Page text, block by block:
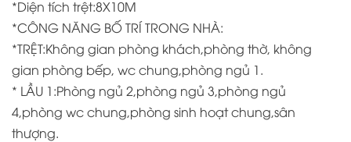
*Diện tích trệt:8X10M
*CÔNG NĂNG BỐ TRÍ TRONG NHÀ:
*TRỆT:Không gian phòng khách,phòng thờ, không
gian phòng bếp, wc chung,phòng ngủ 1.
* LẦU 1:Phòng ngủ 2,phòng ngủ 3,phòng ngủ
4,phòng wc chung,phòng sinh hoạt chung,sân
thượng.